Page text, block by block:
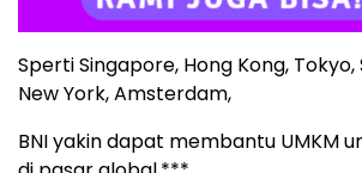
Sperti Singapore, Hong Kong, Tokyo,
New York, Amsterdam,
BNI yakin dapat membantu UMKM